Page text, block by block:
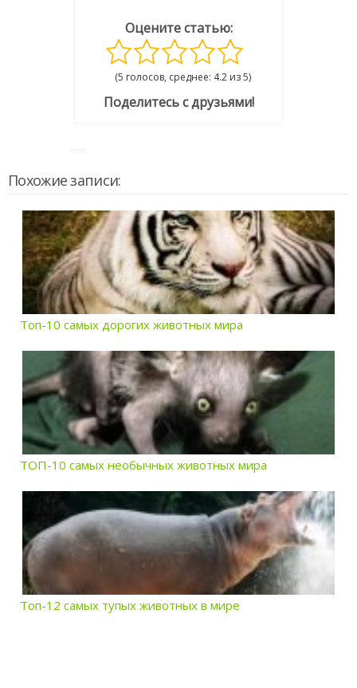
Оцените статью:
(5 голосов, среднее: 4.2 из 5)
Поделитесь с друзьями!
Похожие записи:
Топ-10 самых дорогих животных мира
ТОП-10 самых необычных животных мира
Топ-12 самых тупых животных в мире